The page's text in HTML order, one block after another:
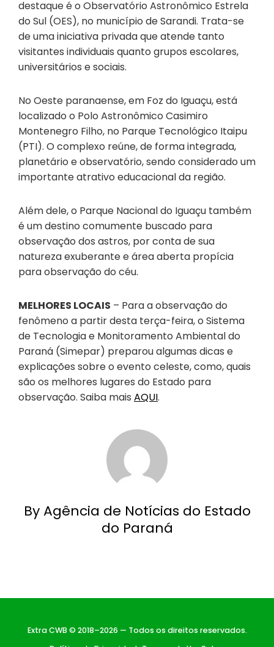
destaque é o Observatório Astronômico Estrela
do Sul (OES), no município de Sarandi. Trata-se
de uma iniciativa privada que atende tanto
visitantes individuais quanto grupos escolares,
universitários e sociais.
No Oeste paranaense, em Foz do Iguaçu, está
localizado o Polo Astronômico Casimiro
Montenegro Filho, no Parque Tecnológico Itaipu
(PTI). O complexo reúne, de forma integrada,
planetário e observatório, sendo considerado um
importante atrativo educacional da região.
Além dele, o Parque Nacional do Iguaçu também
é um destino comumente buscado para
observação dos astros, por conta de sua
natureza exuberante e área aberta propícia
para observação do céu.
MELHORES LOCAIS – Para a observação do
fenômeno a partir desta terça-feira, o Sistema
de Tecnologia e Monitoramento Ambiental do
Paraná (Simepar) preparou algumas dicas e
explicações sobre o evento celeste, como, quais
são os melhores lugares do Estado para
observação. Saiba mais AQUI.
By Agência de Notícias do Estado
do Paraná
Extra CWB © 2018–2026 — Todos os direitos reservados.